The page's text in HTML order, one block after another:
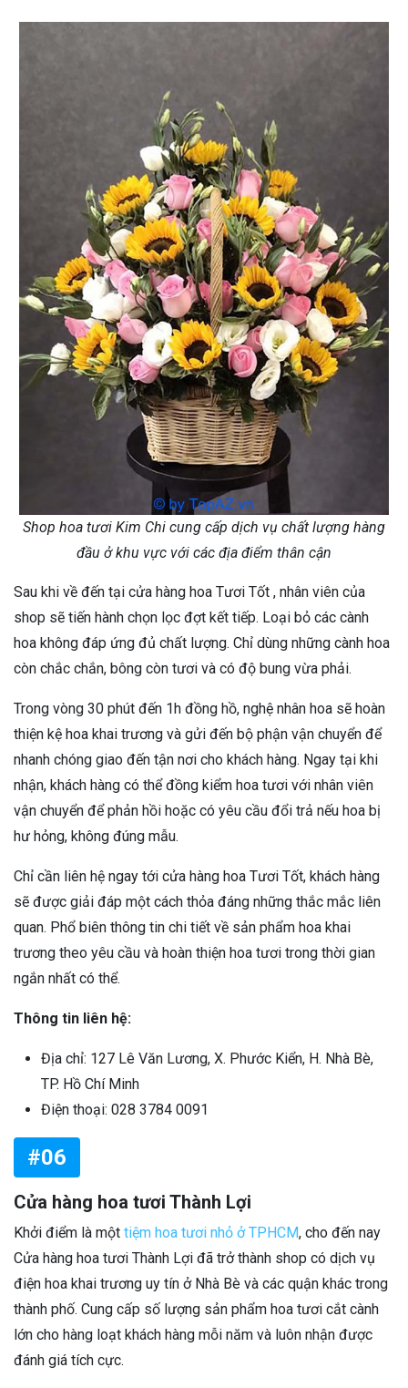
Shop hoa tươi Kim Chi cung cấp dịch vụ chất lượng hàng
đầu ở khu vực với các địa điểm thân cận
Sau khi về đến tại cửa hàng hoa Tươi Tốt , nhân viên của
shop sẽ tiến hành chọn lọc đợt kết tiếp. Loại bỏ các cành
hoa không đáp ứng đủ chất lượng. Chỉ dùng những cành hoa
còn chắc chắn, bông còn tươi và có độ bung vừa phải.
Trong vòng 30 phút đến 1h đồng hồ, nghệ nhân hoa sẽ hoàn
thiện kệ hoa khai trương và gửi đến bộ phận vận chuyển để
nhanh chóng giao đến tận nơi cho khách hàng. Ngay tại khi
nhận, khách hàng có thể đồng kiểm hoa tươi với nhân viên
vận chuyển để phản hồi hoặc có yêu cầu đổi trả nếu hoa bị
hư hỏng, không đúng mẫu.
Chỉ cần liên hệ ngay tới cửa hàng hoa Tươi Tốt, khách hàng
sẽ được giải đáp một cách thỏa đáng những thắc mắc liên
quan. Phổ biên thông tin chi tiết về sản phẩm hoa khai
trương theo yêu cầu và hoàn thiện hoa tươi trong thời gian
ngắn nhất có thể.
Thông tin liên hệ:
Địa chỉ: 127 Lê Văn Lương, X. Phước Kiển, H. Nhà Bè,
TP. Hồ Chí Minh
Điện thoại: 028 3784 0091
#06
Cửa hàng hoa tươi Thành Lợi
Khởi điểm là một tiệm hoa tươi nhỏ ở TPHCM, cho đến nay
Cửa hàng hoa tươi Thành Lợi đã trở thành shop có dịch vụ
điện hoa khai trương uy tín ở Nhà Bè và các quận khác trong
thành phố. Cung cấp số lượng sản phẩm hoa tươi cắt cành
lớn cho hàng loạt khách hàng mỗi năm và luôn nhận được
đánh giá tích cực.